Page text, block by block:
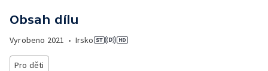
Obsah dílu
Vyrobeno 2021 • Irsko
Pro děti